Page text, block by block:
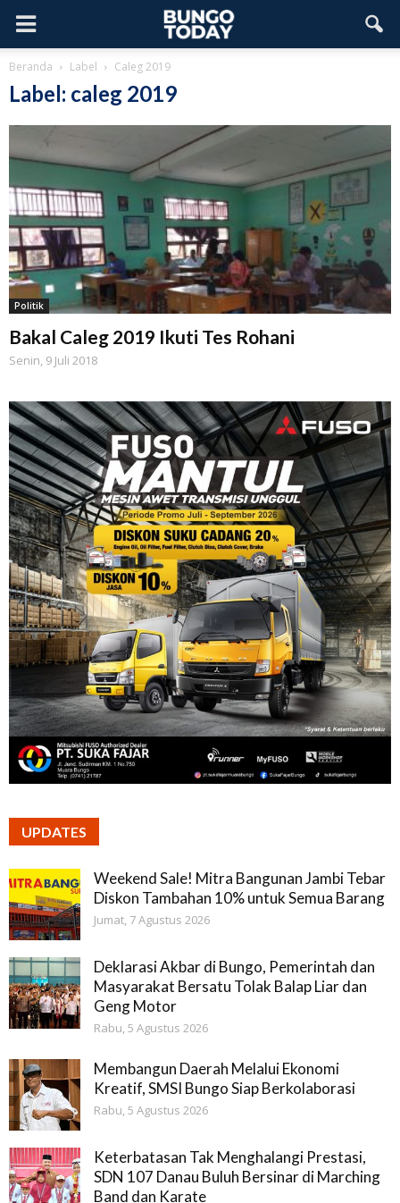
Beranda Label Caleg 2019
Label: caleg 2019
Politik
Bakal Caleg 2019 Ikuti Tes Rohani
Senin, 9 Juli 2018
UPDATES
Weekend Sale! Mitra Bangunan Jambi Tebar
Diskon Tambahan 10% untuk Semua Barang
Jumat, 7 Agustus 2026
Deklarasi Akbar di Bungo, Pemerintah dan
Masyarakat Bersatu Tolak Balap Liar dan
Geng Motor
Rabu, 5 Agustus 2026
Membangun Daerah Melalui Ekonomi
Kreatif, SMSI Bungo Siap Berkolaborasi
Rabu, 5 Agustus 2026
Keterbatasan Tak Menghalangi Prestasi,
SDN 107 Danau Buluh Bersinar di Marching
Band dan Karate